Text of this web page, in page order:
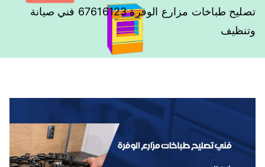
تصليح طباخات مزارع الوفرة 67616123 فني صيانة
وتنظيف